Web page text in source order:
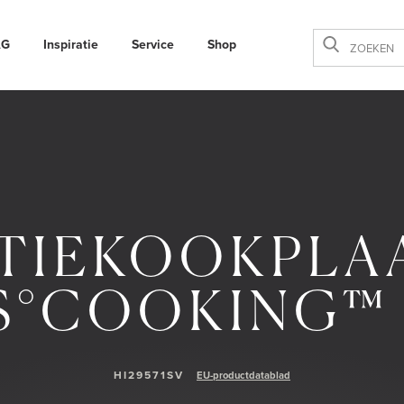
Inspiratie Service Shop
HI29571SV EU-productdatablad